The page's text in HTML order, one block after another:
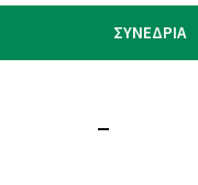
ΣΥΝΕΔΡΙΑ
–